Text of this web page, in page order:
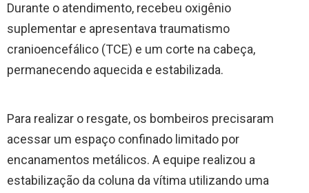
Durante o atendimento, recebeu oxigênio
suplementar e apresentava traumatismo
cranioencefálico (TCE) e um corte na cabeça,
permanecendo aquecida e estabilizada.
Para realizar o resgate, os bombeiros precisaram
acessar um espaço confinado limitado por
encanamentos metálicos. A equipe realizou a
estabilização da coluna da vítima utilizando uma